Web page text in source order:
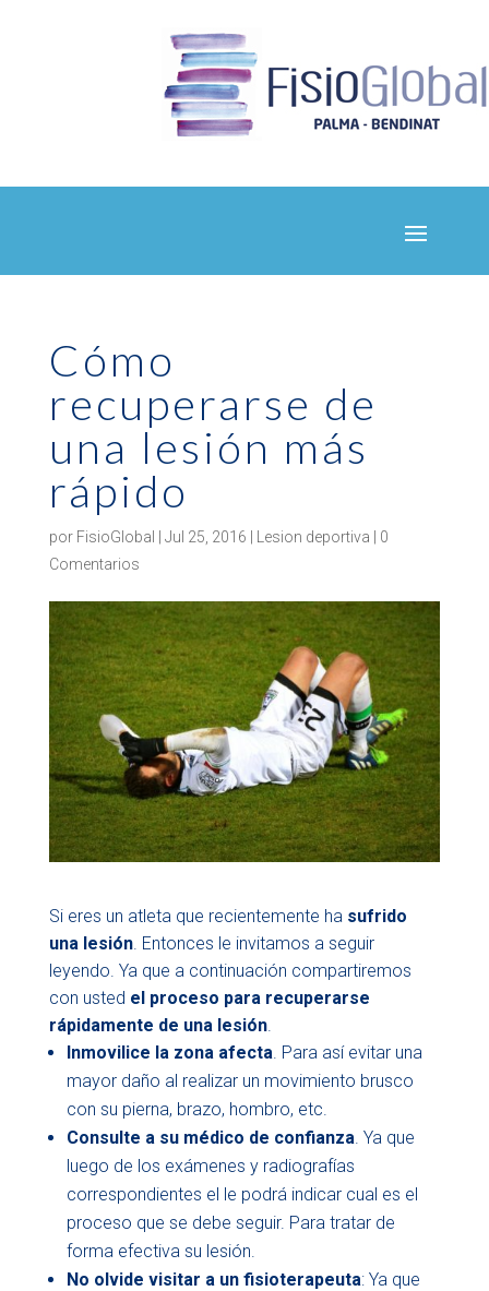
Cómo
recuperarse de
una lesión más
rápido
por FisioGlobal Jul 25, 2016 Lesion deportiva
0
Comentarios
Si eres un atleta que recientemente hasufrido
una lesión. Entonces le invitamos a seguir
leyendo. Ya que a continuación compartiremos
con usted el proceso para recuperarse
rápidamente de una lesión.
Inmovilice la zona afecta. Para así evitar una
mayor daño al realizar un movimiento brusco
con su pierna, brazo, hombro, etc.
Consulte a su médico de confianza. Ya que
luego de los exámenes y radiografías
correspondientes el le podrá indicar cual es el
proceso que se debe seguir. Para tratar de
forma efectiva su lesión.
No olvide visitar a un fisioterapeuta: Ya que